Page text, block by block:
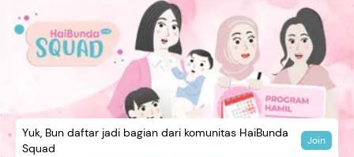
Yuk, Bun daftar jadi bagian dari komunitas HaiBunda
Squad
Join